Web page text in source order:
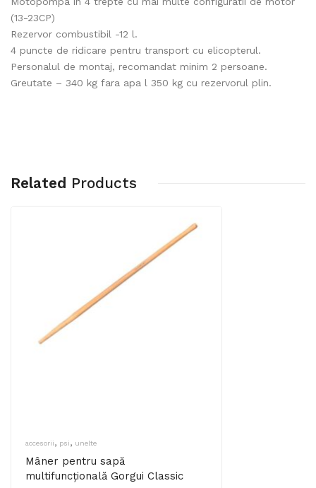
(13-23CP)
Rezervor combustibil -12 l.
4 puncte de ridicare pentru transport cu elicopterul.
Personalul de montaj, recomandat minim 2 persoane.
Greutate – 340 kg fara apa l 350 kg cu rezervorul plin.
Related Products
accesorii, psi, unelte
Mâner pentru sapă
multifuncțională Gorgui Classic